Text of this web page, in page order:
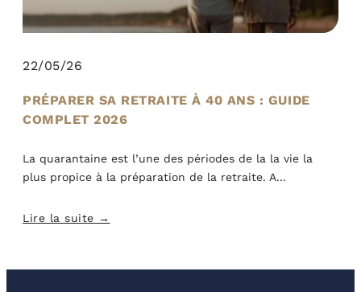
PRÉPARER SA RETRAITE À 40 ANS : GUIDE
COMPLET 2026
La quarantaine est l’une des périodes de la la vie la
plus propice à la préparation de la retraite. A
Lire la suite →
22/05/26